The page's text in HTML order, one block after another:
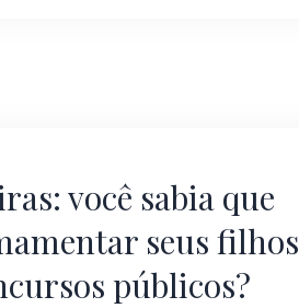
você sabia que
seus filhos
públicos?